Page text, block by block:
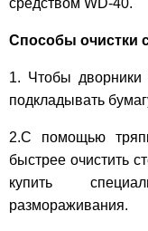
Способы очистки
1. Чтобы
подкладывать
2.С помощью
быстрее очистить
купить
размораживания.